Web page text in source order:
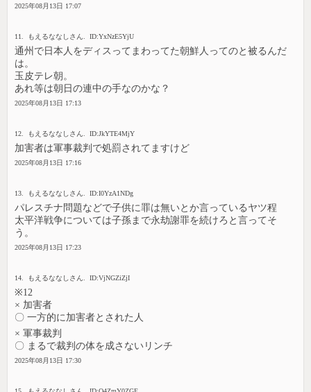
2025年08月13日 17:07
11. もえるななしさん. ID:YxNzE5YjU
通州で日本人をディスってまわってた朝鮮人ってのと被るんだ
は。
玉皮テレ朝。
あれ等は朝日の連中の手なのかな？
2025年08月13日 17:13
12. もえるななしさん. ID:JkYTE4MjY
加害者は軍事裁判で処罰されてますけど
2025年08月13日 17:16
13. もえるななしさん. ID:I0YzA1NDg
パレスチナ問題などで子供に罪は無いとか言っているヤツ程
太平洋戦争については子孫まで永劫謝罪を続けろと言ってそ
う。
2025年08月13日 17:23
14. もえるななしさん. ID:VjNGZiZjI
※12
× 加害者
〇 一方的に加害者とされた人
× 軍事裁判
〇 まるで裁判の体を成さないリンチ
2025年08月13日 17:30